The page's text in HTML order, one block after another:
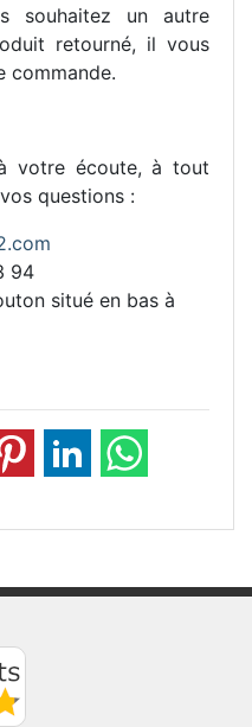
souhaitez un autre
retourné, il vous
commande.
votre écoute, à tout
questions :
94
situé en bas à